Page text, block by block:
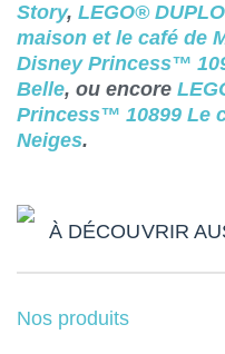
Story, LEGO®
maison et le café de
Disney Princess™
Belle, ou encore
Princess™ 10899 Le
Neiges.
À DÉCOUVRIR
Nos produits